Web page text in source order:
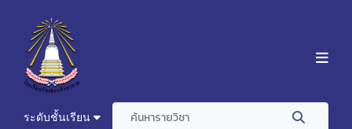
ระดับชั้นเรียน